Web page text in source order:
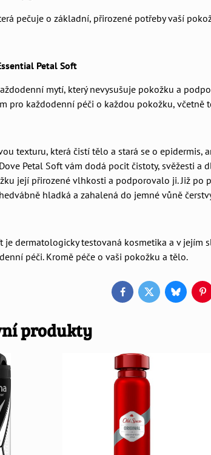
pečuje o základní, přirozené potřeby vaší
Petal Soft
mytí, který nevysušuje pokožku a
pro každodenní péči o každou pokožku, včetně
texturu, která čistí tělo a stará se o
Petal Soft vám dodá pocit čistoty, svěžesti
její přirozené vlhkosti a podporovalo ji. Již
hladká a zahalená do jemné vůně
je dermatologicky testovaná kosmetika a v jejím
péči. Kromě péče o vaši pokožku a tělo.
FacebookTwitterBluesky
produkty